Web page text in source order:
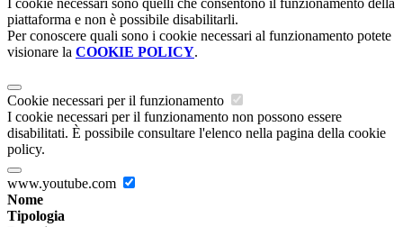
I cookie necessari sono quelli che consentono il funzionamento della
piattaforma e non è possibile disabilitarli.
Per conoscere quali sono i cookie necessari al funzionamento potete
visionare la COOKIE POLICY.
Cookie necessari per il funzionamento
I cookie necessari per il funzionamento non possono essere
disabilitati. È possibile consultare l'elenco nella pagina della cookie
policy.
www.youtube.com
Nome
Tipologia